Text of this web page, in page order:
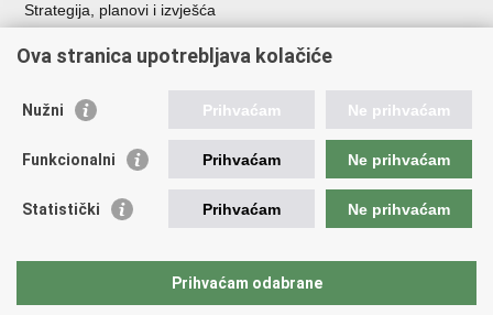
Strategija, planovi i izvješća
Vlada RH
ASOO
CARNET
Ova stranica upotrebljava kolačiće
Nužni Prihvaćam Ne prihvaćam
Funkcionalni Prihvaćam Ne prihvaćam
Statistički Prihvaćam Ne prihvaćam
Prihvaćam odabrane